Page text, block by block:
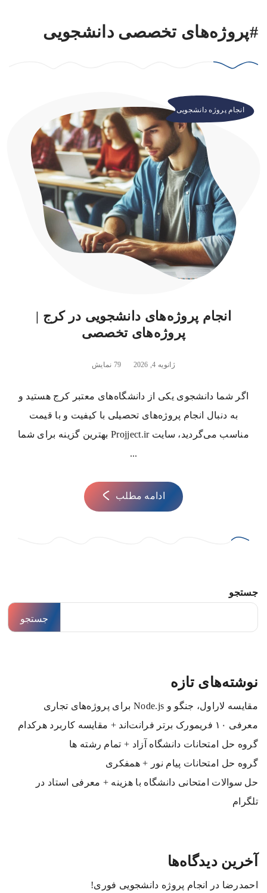
#پروژه‌های تخصصی دانشجویی
انجام پروژه دانشجویی
انجام پروژه‌های دانشجویی در کرج |
پروژه‌های تخصصی
ژانویه 4, 2026 79 نمایش
اگر شما دانشجوی یکی از دانشگاه‌های معتبر کرج هستید و
به دنبال انجام پروژه‌های تحصیلی با کیفیت و با قیمت
مناسب می‌گردید، سایت Projject.ir بهترین گزینه برای شما
...
ادامه مطلب
جستجو
جستجو
نوشته‌های تازه
مقایسه لاراول، جنگو و Node.js برای پروژه‌های تجاری
معرفی ۱۰ فریمورک برتر فرانت‌اند + مقایسه کاربرد هرکدام
گروه حل امتحانات دانشگاه آزاد + تمام رشته ها
گروه حل امتحانات پیام نور + همفکری
حل سوالات امتحانی دانشگاه با هزینه + معرفی استاد در
تلگرام
آخرین دیدگاه‌ها
احمدرضا در انجام پروژه دانشجویی فوری!